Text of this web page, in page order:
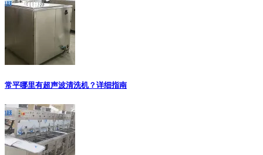
常平哪里有超声波清洗机？详细指南